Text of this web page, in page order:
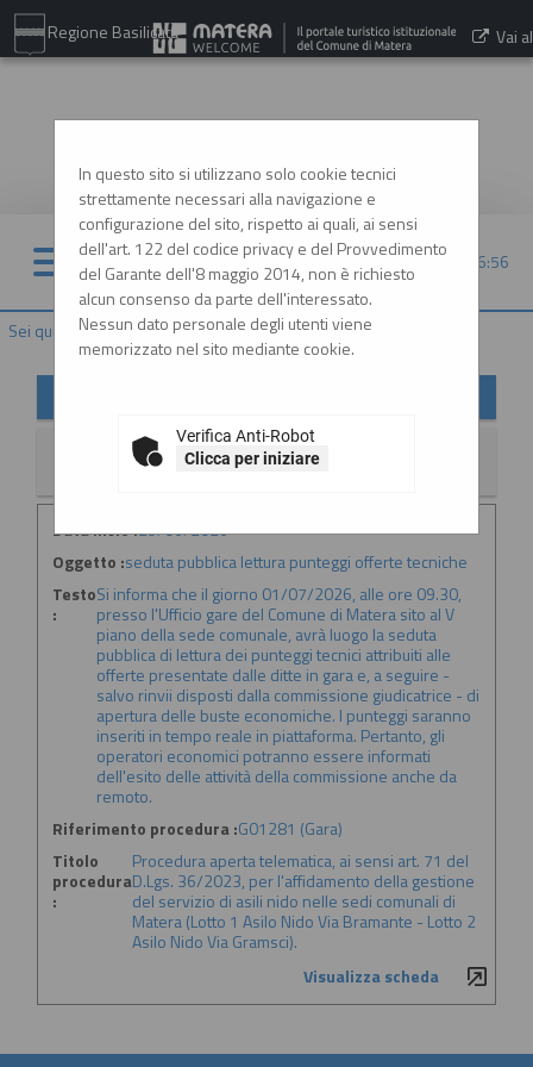
Regione Basilicata Vai al
10/08/2026 16:56
Sei qui: Home»Informazioni»News
In questo sito si utilizzano solo cookie tecnici
strettamente necessari alla navigazione e
configurazione del sito, rispetto ai quali, ai sensi
dell'art. 122 del codice privacy e del Provvedimento
del Garante dell'8 maggio 2014, non è richiesto
alcun consenso da parte dell'interessato.
Nessun dato personale degli utenti viene
memorizzato nel sito mediante cookie.
Verifica Anti-Robot
Clicca per iniziare
La ricerca ha restituito 1 risultati.
Data invio :29/06/2026
Oggetto :seduta pubblica lettura punteggi offerte tecniche
Testo
:
Si informa che il giorno 01/07/2026, alle ore 09.30,
presso l'Ufficio gare del Comune di Matera sito al V
piano della sede comunale, avrà luogo la seduta
pubblica di lettura dei punteggi tecnici attribuiti alle
offerte presentate dalle ditte in gara e, a seguire -
salvo rinvii disposti dalla commissione giudicatrice - di
apertura delle buste economiche. I punteggi saranno
inseriti in tempo reale in piattaforma. Pertanto, gli
operatori economici potranno essere informati
dell'esito delle attività della commissione anche da
remoto.
Riferimento procedura :G01281 (Gara)
Titolo
procedura
:
Procedura aperta telematica, ai sensi art. 71 del
D.Lgs. 36/2023, per l'affidamento della gestione
del servizio di asili nido nelle sedi comunali di
Matera (Lotto 1 Asilo Nido Via Bramante - Lotto 2
Asilo Nido Via Gramsci).
Visualizza scheda